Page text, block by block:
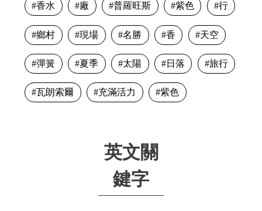
香水 廠 普羅旺斯 紫色 行
鄉村 現場 名勝 香 天空
彈簧 夏季 太陽 日落 旅行
瓦朗索爾 充滿活力 紫色
英文關
鍵字